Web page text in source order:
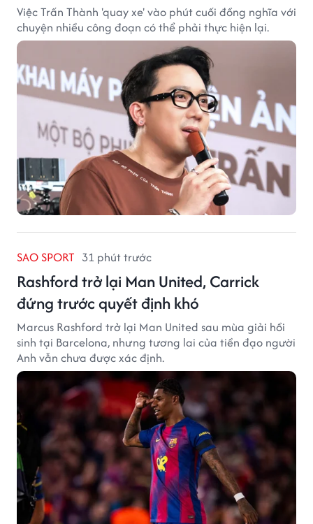
Việc Trấn Thành 'quay xe' vào phút cuối đồng nghĩa với
chuyện nhiều công đoạn có thể phải thực hiện lại.
SAO SPORT 31 phút trước
Rashford trở lại Man United, Carrick
đứng trước quyết định khó
Marcus Rashford trở lại Man United sau mùa giải hồi
sinh tại Barcelona, nhưng tương lai của tiền đạo người
Anh vẫn chưa được xác định.